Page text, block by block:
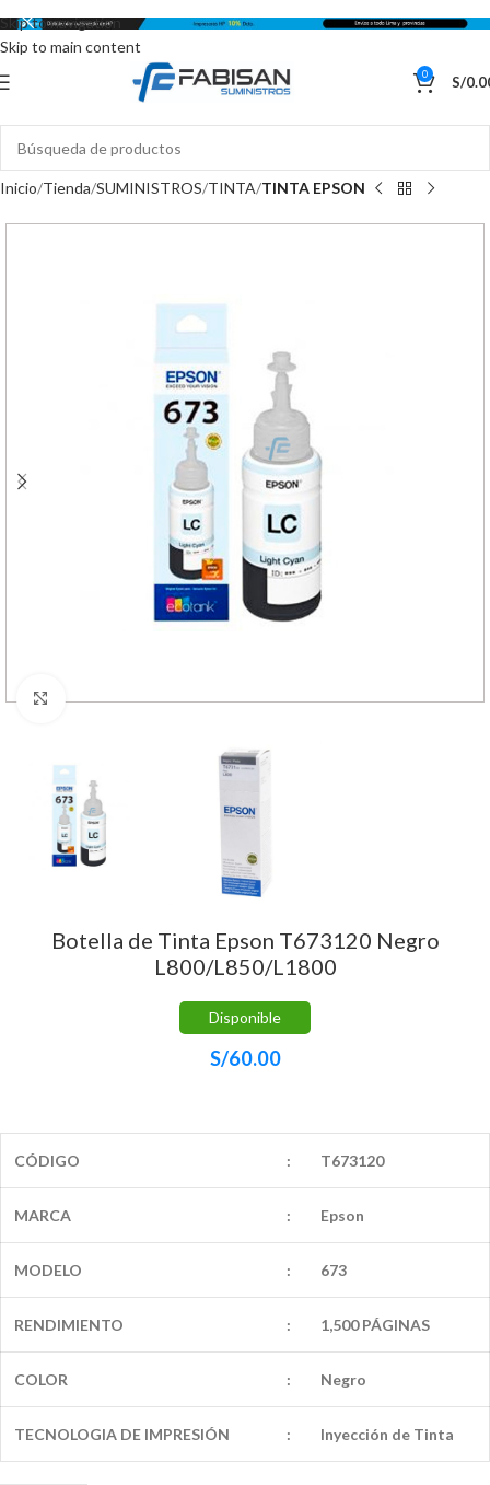
Skip to navigation
Skip to main content
0 S/
Inicio Tienda SUMINISTROS TINTA TINTA EPSON
Haga Click para agrandar
Botella de Tinta Epson T673120 Negro
L800/L850/L1800
Disponible
S/60.00
CÓDIGO : T673120
MARCA : Epson
MODELO : 673
RENDIMIENTO : 1,500 PÁGINAS
COLOR : Negro
TECNOLOGIA DE IMPRESIÓN : Inyección de Tinta